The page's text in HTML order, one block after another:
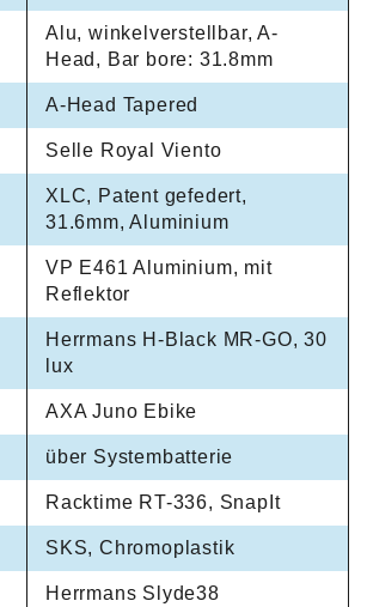
Alu, winkelverstellbar, A-
Head, Bar bore: 31.8mm
A-Head Tapered
Selle Royal Viento
XLC, Patent gefedert,
31.6mm, Aluminium
VP E461 Aluminium, mit
Reflektor
Herrmans H-Black MR-GO, 30
lux
AXA Juno Ebike
über Systembatterie
Racktime RT-336, SnapIt
SKS, Chromoplastik
Herrmans Slyde38